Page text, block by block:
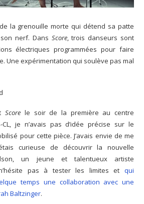
de la grenouille morte qui détend sa patte
nerf. Dans Score, trois danseurs sont
électriques programmées pour faire
Une expérimentation qui soulève pas mal
Score le soir de la première au centre
CL, je n’avais pas d’idée précise sur le
pour cette pièce. J’avais envie de me
curieuse de découvrir la nouvelle
un jeune et talentueux artiste
pas à tester les limites et qui
temps une collaboration avec une
Baltzinger.